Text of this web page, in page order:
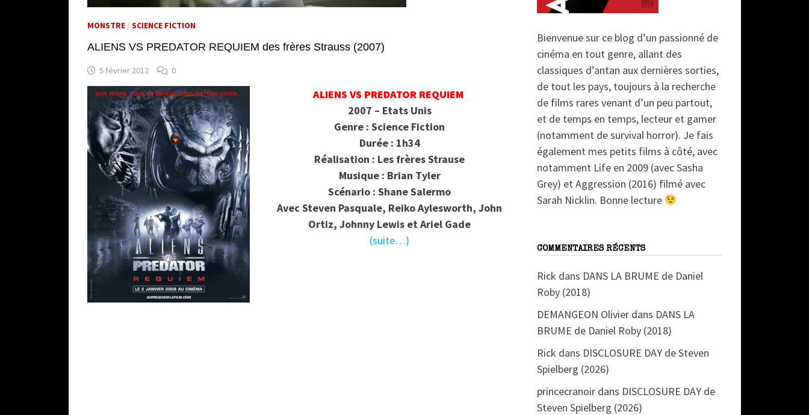
MONSTRE /SCIENCE FICTION
ALIENS VS PREDATOR REQUIEM des frères Strauss (2007)
5 février 2012 0
ALIENS VS PREDATOR REQUIEM
2007 – Etats Unis
Genre : Science Fiction
Durée : 1h34
Réalisation : Les frères Strause
Musique : Brian Tyler
Scénario : Shane Salermo
Avec Steven Pasquale, Reiko Aylesworth, John
Ortiz, Johnny Lewis et Ariel Gade
(suite…)
Bienvenue sur ce blog d’un passionné de
cinéma en tout genre, allant des
classiques d’antan aux dernières sorties,
de tout les pays, toujours à la recherche
de films rares venant d’un peu partout,
et de temps en temps, lecteur et gamer
(notamment de survival horror). Je fais
également mes petits films à côté, avec
notamment Life en 2009 (avec Sasha
Grey) et Aggression (2016) filmé avec
Sarah Nicklin. Bonne lecture
COMMENTAIRES RÉCENTS
Rick dans DANS LA BRUME de Daniel
Roby (2018)
DEMANGEON Olivier dans DANS LA
BRUME de Daniel Roby (2018)
Rick dans DISCLOSURE DAY de Steven
Spielberg (2026)
princecranoir dans DISCLOSURE DAY de
Steven Spielberg (2026)